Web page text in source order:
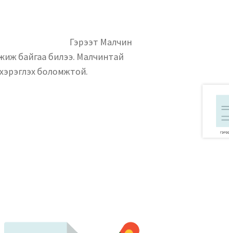
Гэрээт Малчин
байгаа билээ. Малчинтай
боломжтой.